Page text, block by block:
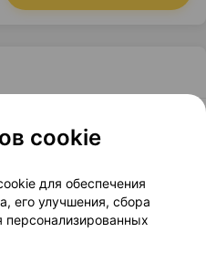
р.
cookie
для обеспечения
его улучшения, сбора
персонализированных